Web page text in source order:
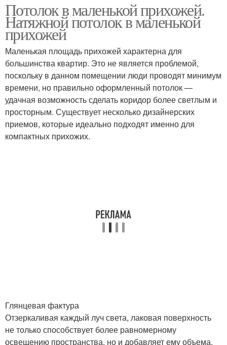
Натяжные потолки
Потолки в узкой
прихожей
Решение для узкой
прихожей
Потолки в коридоре
Гипсокартонные
потолки
Потолок из
гипсокартона
Потолок в маленькой прихожей.
Натяжной потолок в маленькой
прихожей
Маленькая площадь прихожей характерна для
большинства квартир. Это не является проблемой,
поскольку в данном помещении люди проводят минимум
времени, но правильно оформленный потолок —
удачная возможность сделать коридор более светлым и
просторным. Существует несколько дизайнерских
приемов, которые идеально подходят именно для
компактных прихожих.
Глянцевая фактура
Отзеркаливая каждый луч света, лаковая поверхность
не только способствует более равномерному
освещению пространства, но и добавляет ему объема.